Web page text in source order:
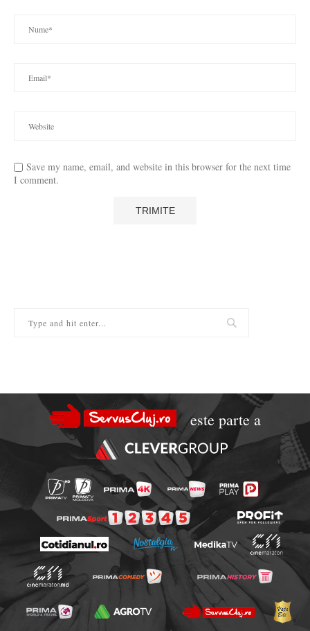
Save my name, email, and website in this browser for the next time
I comment.
este parte a